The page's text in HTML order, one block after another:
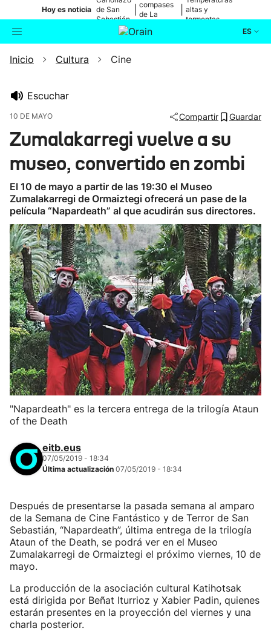
Hoy es noticia de San
Sebastián
compases
de La
altas y
tormentas
ES
Buscador Actualidad
Ikusmiran
Eguraldia
Inicio Cultura Cine
Escuchar
10 DE MAYO Compartir Guardar
Zumalakarregi vuelve a su
museo, convertido en zombi
El 10 de mayo a partir de las 19:30 el Museo
Zumalakarregi de Ormaiztegi ofrecerá un pase de la
película “Napardeath” al que acudirán sus directores.
"Napardeath" es la tercera entrega de la trilogía Ataun
of the Death
eitb.eus
07/05/2019 - 18:34
Última actualización 07/05/2019 - 18:34
Después de presentarse la pasada semana al amparo
de la Semana de Cine Fantástico y de Terror de San
Sebastián, “Napardeath”, última entrega de la trilogía
Ataun of the Death, se podrá ver en el Museo
Zumalakarregi de Ormaiztegi el próximo viernes, 10 de
mayo.
La producción de la asociación cultural Katihotsak
está dirigida por Beñat Iturrioz y Xabier Padin, quienes
estarán presentes en la proyección del viernes y una
charla posterior.